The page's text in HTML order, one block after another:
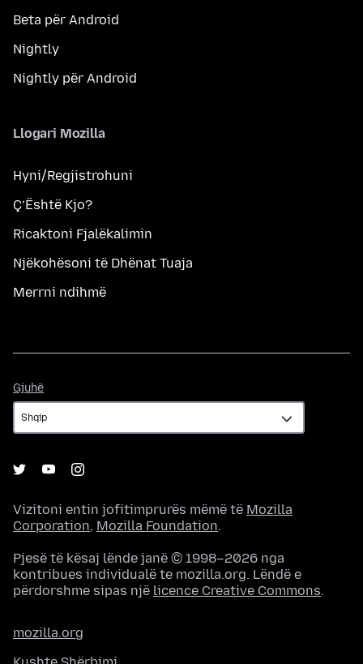
Beta për Android
Nightly
Nightly për Android
Llogari Mozilla
Hyni/Regjistrohuni
Ç’Është Kjo?
Ricaktoni Fjalëkalimin
Njëkohësoni të Dhënat Tuaja
Merrni ndihmë
Gjuhë
Vizitoni entin jofitimprurës mëmë të Mozilla
Corporation, Mozilla Foundation.
Pjesë të kësaj lënde janë © 1998–2026 nga
kontribues individualë te mozilla.org. Lëndë e
përdorshme sipas një licence Creative Commons.
mozilla.org